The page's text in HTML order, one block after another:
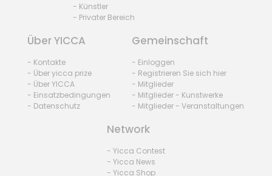
- Künstler
- Privater Bereich
Über YICCA
- Kontakte
- Über yicca prize
- Über YICCA
- Einsatzbedingungen
- Datenschutz
Gemeinschaft
- Einloggen
- Registrieren Sie sich hier
- Mitglieder
- Mitglieder - Kunstwerke
- Mitglieder - Veranstaltungen
Network
- Yicca Contest
- Yicca News
- Yicca Shop